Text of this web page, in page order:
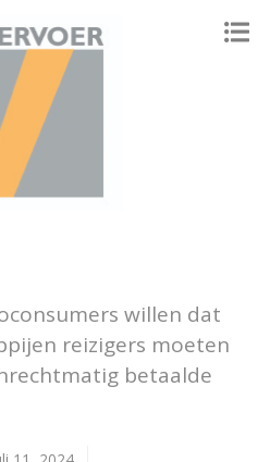
willen dat
reizigers moeten
betaalde